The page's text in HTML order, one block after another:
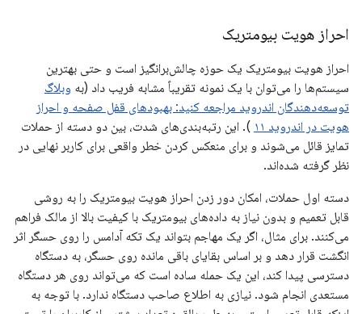
احراز هویت بیومتریک
احراز هویت بیومتریک یک حوزه چالش‌برانگیز است و حتی بهترین
سیستم‌ها را می‌توان با یک نمونه تقریباً مشابه فریب داد (به وبلاگ
توسعه‌دهندگان اندروید مراجعه کنید: بهبودهای قفل صفحه و احراز
هویت در اندروید ۱۱
). این رتبه‌بندی‌های شدت، بین دو دسته از حملات
تمایز قائل می‌شوند و برای منعکس کردن خطر واقعی برای کاربر نهایی در
نظر گرفته شده‌اند.
دسته اول حملات، امکان دور زدن احراز هویت بیومتریک را به روشی
قابل تعمیم و بدون نیاز به داده‌های بیومتریک با کیفیت بالا از مالک فراهم
می‌کنند. برای مثال، اگر یک مهاجم بتواند یک تکه آدامس را روی حسگر اثر
انگشت قرار دهد و بر اساس بقایای باقی مانده روی حسگر، به دستگاه
دسترسی پیدا کند، این یک حمله ساده است که می‌تواند روی هر دستگاه
مستعدی انجام شود. نیازی به اطلاع صاحب دستگاه ندارد. با توجه به